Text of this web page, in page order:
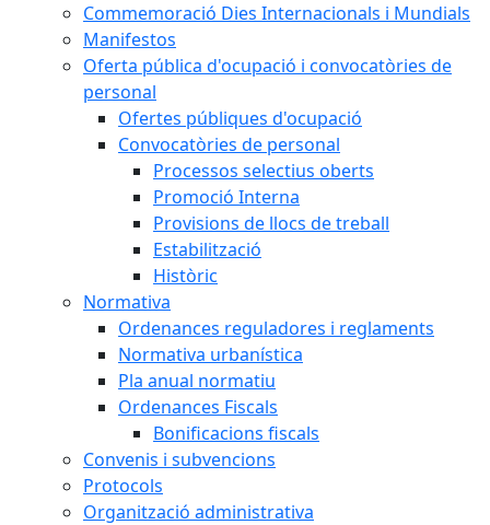
Commemoració Dies Internacionals i Mundials
Manifestos
Oferta pública d'ocupació i convocatòries de
personal
Ofertes públiques d'ocupació
Convocatòries de personal
Processos selectius oberts
Promoció Interna
Provisions de llocs de treball
Estabilització
Històric
Normativa
Ordenances reguladores i reglaments
Normativa urbanística
Pla anual normatiu
Ordenances Fiscals
Bonificacions fiscals
Convenis i subvencions
Protocols
Organització administrativa